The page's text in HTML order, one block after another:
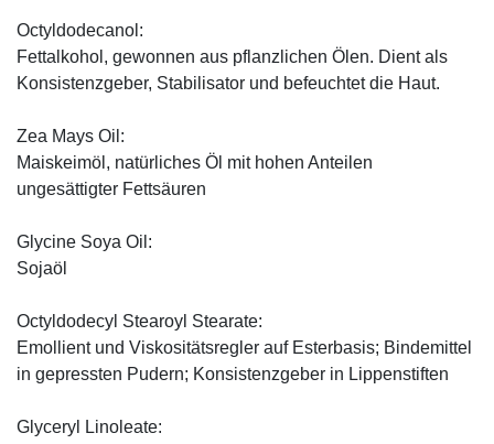
Octyldodecanol:
Fettalkohol, gewonnen aus pflanzlichen Ölen. Dient als
Konsistenzgeber, Stabilisator und befeuchtet die Haut.
Zea Mays Oil:
Maiskeimöl, natürliches Öl mit hohen Anteilen
ungesättigter Fettsäuren
Glycine Soya Oil:
Sojaöl
Octyldodecyl Stearoyl Stearate:
Emollient und Viskositätsregler auf Esterbasis; Bindemittel
in gepressten Pudern; Konsistenzgeber in Lippenstiften
Glyceryl Linoleate: